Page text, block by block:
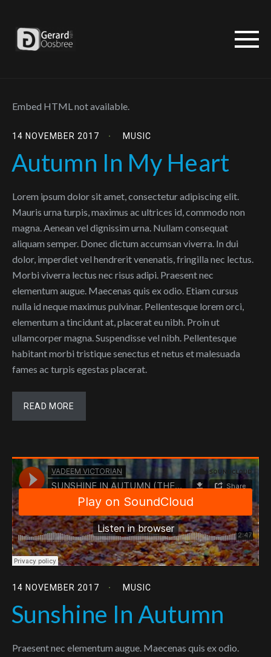
Embed HTML not available.
14 NOVEMBER 2017 MUSIC
Autumn In My Heart
Lorem ipsum dolor sit amet, consectetur adipiscing elit.
Mauris urna turpis, maximus ac ultrices id, commodo non
magna. Aenean vel dignissim urna. Nullam consequat
aliquam semper. Donec dictum accumsan viverra. In dui
dolor, imperdiet vel hendrerit venenatis, fringilla nec lectus.
Morbi viverra lectus nec risus adipi. Praesent nec
elementum augue. Maecenas quis ex odio. Etiam cursus
nulla id neque maximus pulvinar. Pellentesque lorem orci,
elementum a tincidunt at, placerat eu nibh. Proin ut
ullamcorper magna. Suspendisse vel nibh. Pellentesque
habitant morbi tristique senectus et netus et malesuada
fames ac turpis egestas placerat.
READ MORE
14 NOVEMBER 2017 MUSIC
Sunshine In Autumn
Praesent nec elementum augue. Maecenas quis ex odio.